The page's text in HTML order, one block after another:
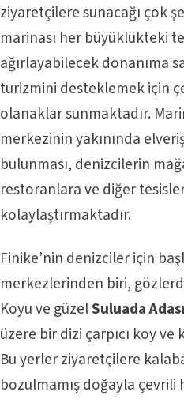
ziyaretçilere sunacağı çok
marinası her büyüklükteki
ağırlayabilecek donanıma
turizmini desteklemek için
olanaklar sunmaktadır.
merkezinin yakınında
bulunması, denizcilerin
restoranlara ve diğer
kolaylaştırmaktadır.
Finike’nin denizciler için
merkezlerinden biri,
Koyu ve güzelSuluada Adası
üzere bir dizi çarpıcı koy ve
Bu yerler ziyaretçilere
bozulmamış doğayla